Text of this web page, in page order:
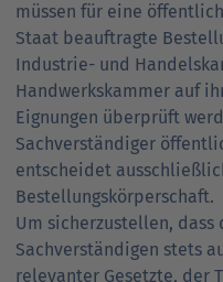
müssen für eine
Staat beauftragte
Industrie- und
Handwerkskammer auf
Eignungen überprüft
Sachverständiger
entscheidet
Bestellungskörperschaft.
Um sicherzustellen,
Sachverständigen stets
relevanter Gesetzte, der